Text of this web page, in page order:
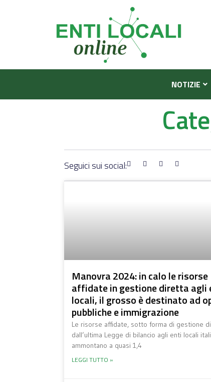
NOTIZIE
Seguici sui social:
Manovra 2024: in calo le risorse
affidate in gestione diretta agli
locali, il grosso è destinato ad
pubbliche e immigrazione
Le risorse affidate, sotto forma di gestione
dall’ultima Legge di bilancio agli enti locali
ammontano a quasi 1,4
LEGGI TUTTO »